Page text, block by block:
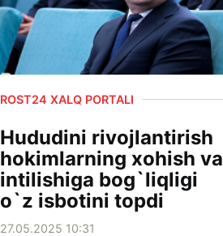
ROST24 XALQ PORTALI
Hududini rivojlantirish
hokimlarning xohish va
intilishiga bog`liqligi
o`z isbotini topdi
27.05.2025 10:31